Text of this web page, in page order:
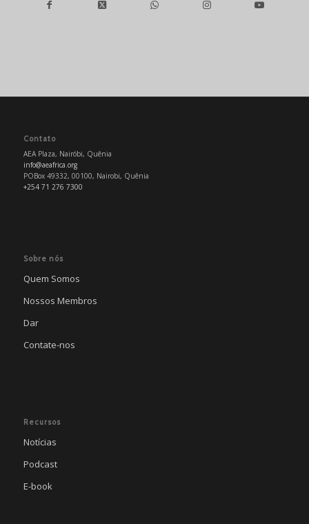
Contato
AEA Plaza, Nairóbi, Quênia
info@aeafrica.org
POBox 49332, 00100, Nairobi, Quênia
+254 71 276 7300
Sobre nós
Quem Somos
Nossos Membros
Dar
Contate-nos
Recursos
Notícias
Podcast
E-book